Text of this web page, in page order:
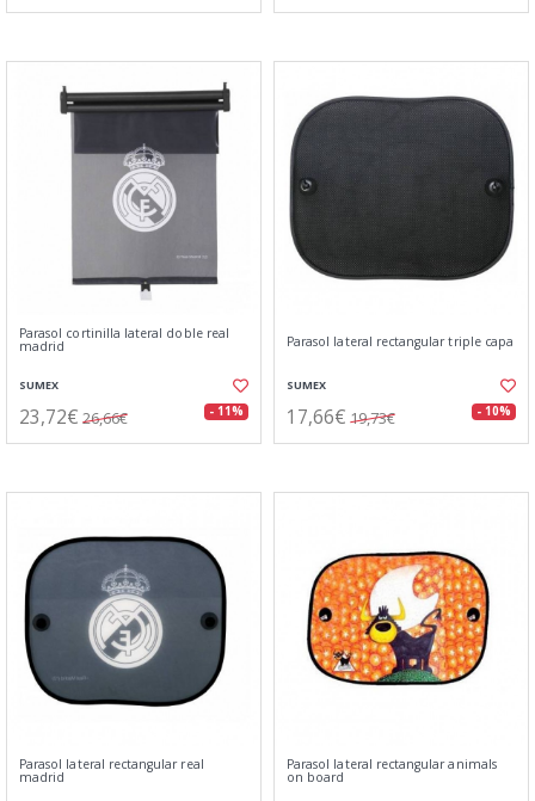
Parasol cortinilla lateral doble real
madrid
SUMEX
23,72€ 26,66€ - 11%
Parasol lateral rectangular triple capa
SUMEX
17,66€ 19,73€ - 10%
Parasol lateral rectangular real
madrid
Parasol lateral rectangular animals
on board